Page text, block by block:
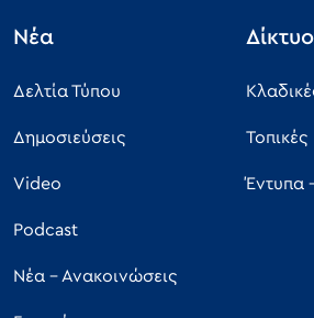
Νέα
Δελτία Τύπου
Δημοσιεύσεις
Video
Podcast
Νέα - Ανακοινώσεις
Τοπικές
Έντυπα